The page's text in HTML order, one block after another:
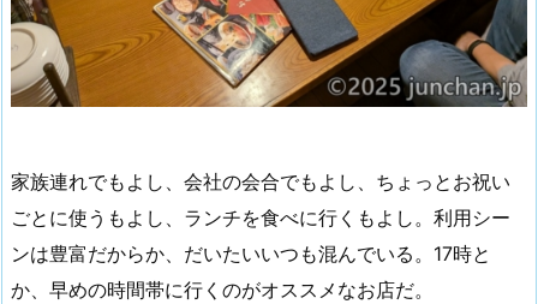
家族連れでもよし、会社の会合でもよし、ちょっとお祝い
ごとに使うもよし、ランチを食べに行くもよし。利用シー
ンは豊富だからか、だいたいいつも混んでいる。17時と
か、早めの時間帯に行くのがオススメなお店だ。